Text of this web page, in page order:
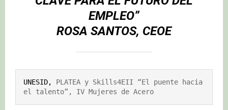
EMPLEO”
ROSA SANTOS, CEOE
UNESID,
PLATEA y Skills4EII “El puente hacia
el talento”, IV Mujeres de Acero